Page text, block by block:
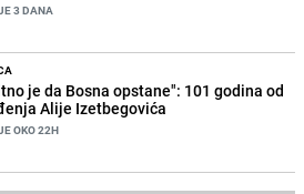
3 DANA
je da Bosna opstane": 101 godina od
Alije Izetbegovića
OKO 22H